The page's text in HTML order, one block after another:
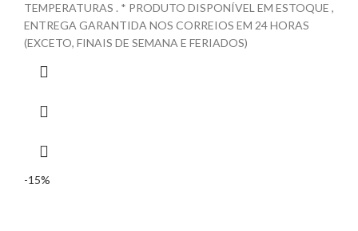
TEMPERATURAS . * PRODUTO DISPONÍVEL EM ESTOQUE ,
ENTREGA GARANTIDA NOS CORREIOS EM 24 HORAS
(EXCETO, FINAIS DE SEMANA E FERIADOS)
-15%